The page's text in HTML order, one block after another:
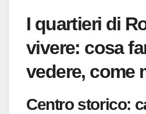
I quartieri di
vivere: cosa
vedere, come
Centro storico: